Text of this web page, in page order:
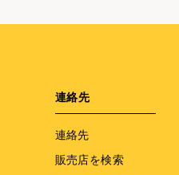
連絡先
連絡先
販売店を検索